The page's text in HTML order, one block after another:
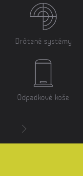
Drôtené systémy
Odpadkové koše